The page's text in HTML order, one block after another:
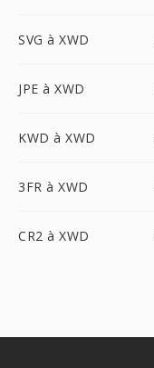
SVG à XWD
JPE à XWD
KWD à XWD
3FR à XWD
CR2 à XWD